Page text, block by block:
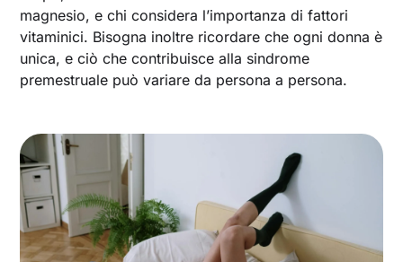
magnesio, e chi considera l’importanza di fattori
vitaminici. Bisogna inoltre ricordare che ogni donna è
unica, e ciò che contribuisce alla sindrome
premestruale può variare da persona a persona.